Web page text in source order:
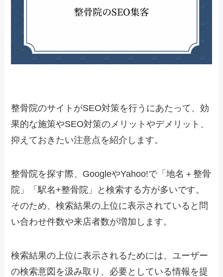
整骨院のサイトがSEO対策を行うにあたって、効
果的な施策やSEO対策のメリットやデメリット、
抑えておきたい注意点を紹介します。
整骨院を探す際、GoogleやYahoo!で「地名＋整骨
院」「駅名+整骨院」と検索する方が多いです。
そのため、検索結果の上位に表示されていると問
い合わせ件数や来店者数が増加します。
検索結果の上位に表示されるためには、ユーザー
の検索意図を汲み取り、必要としている情報を提